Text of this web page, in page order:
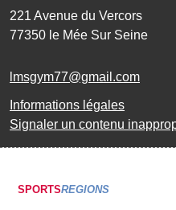
221 Avenue du Vercors
77350 le Mée Sur Seine
lmsgym77@gmail.com
Informations légales
Signaler un contenu
SPORTSREGIONS